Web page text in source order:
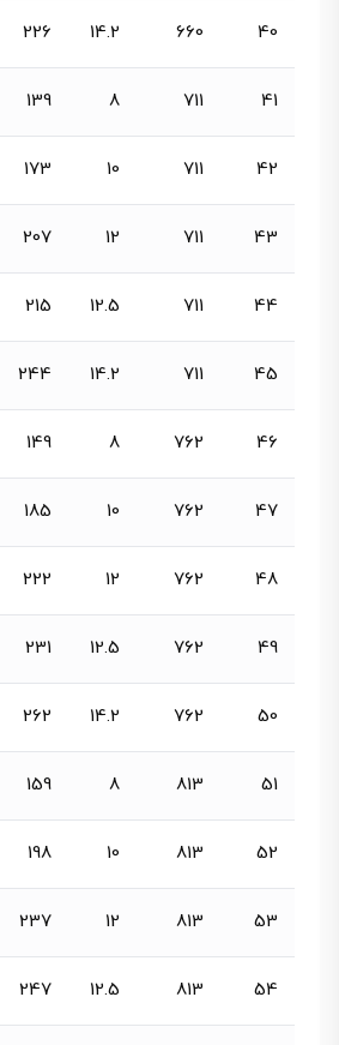
40
660
14.2
226
41
711
8
139
42
711
10
173
43
711
12
207
44
711
12.5
215
45
711
14.2
244
46
762
8
149
47
762
10
185
48
762
12
222
49
762
12.5
231
50
762
14.2
262
51
813
8
159
52
813
10
198
53
813
12
237
54
813
12.5
247